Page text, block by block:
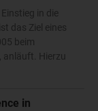
in die
das Ziel eines
beim
anläuft. Hierzu
in